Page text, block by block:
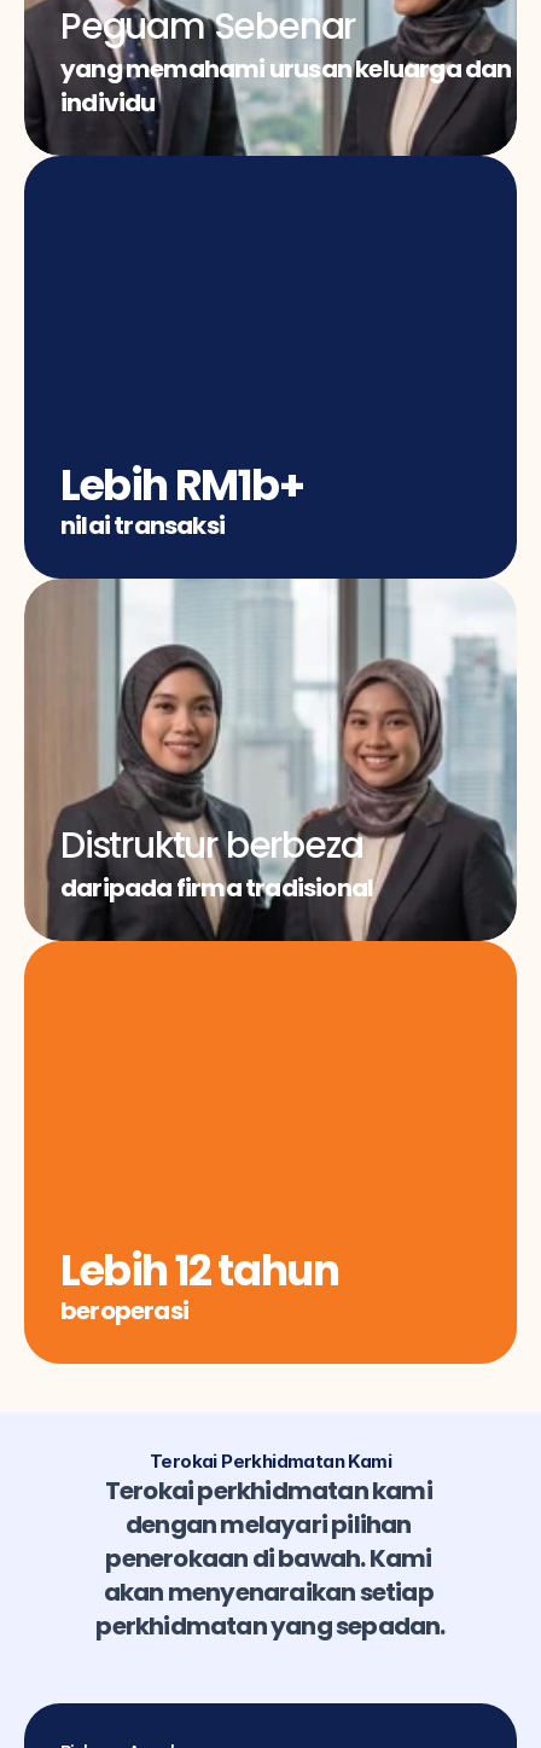
Peguam Sebenar
yang memahami urusan keluarga dan
individu
Lebih RM1b+
nilai transaksi
Lebih 12 tahun
beroperasi
Distruktur berbeza
daripada firma tradisional
Terokai Perkhidmatan Kami
Terokai perkhidmatan kami
dengan melayari pilihan
penerokaan di bawah. Kami
akan menyenaraikan setiap
perkhidmatan yang sepadan.